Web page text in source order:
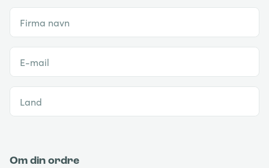
Firma navn
E-mail
Land
Om din ordre